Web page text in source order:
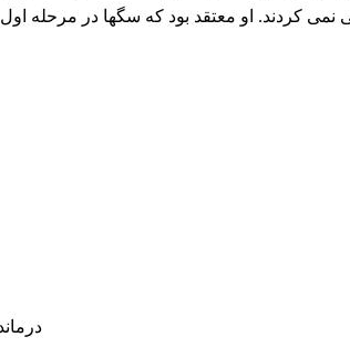
کردند. او معتقد بود که سگها در مرحله اول